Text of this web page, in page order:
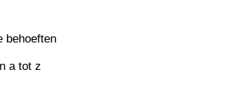
behoeften
a tot z